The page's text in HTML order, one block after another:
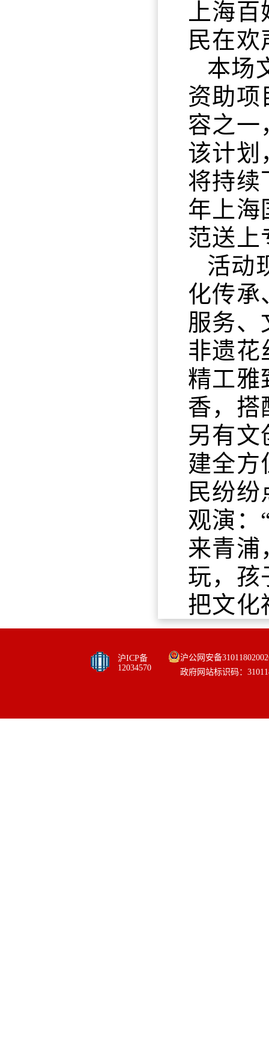
上海
民在
本场
资助项
容之一
该计划
将持续
年上海
范送上
活动
化传承
服务、
非遗花
精工雅
香，搭
另有文
建全方
民纷
观演：
来青浦
玩，孩
把文化
沪ICP备
12034570
沪公网安备
政府网站标识码：